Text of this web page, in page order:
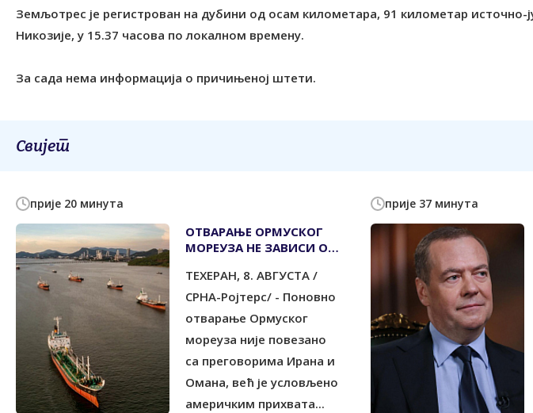
Земљотрес је регистрован на дубини од осам километара, 91 километар источно-
Никозије, у 15.37 часова по локалном времену.
За сада нема информација о причињеној штети.
Свијет
прије 20 минута
ОТВАРАЊЕ ОРМУСКОГ
МОРЕУЗА НЕ ЗАВИСИ ОД
ТЕХЕРАН, 8. АВГУСТА /
СРНА-Ројтерс/ - Поновно
отварање Ормуског
мореуза није повезано
са преговорима Ирана и
Омана, већ је условљено
америчким прихвата...
прије 37 минута